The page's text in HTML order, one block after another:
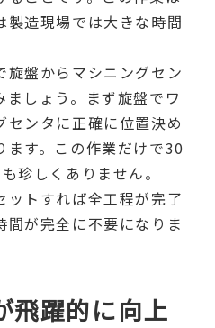
造現場では大きな時間
盤からマシニングセン
しょう。まず旋盤でワ
ンタに正確に位置決め
ます。この作業だけで30
珍しくありません。
トすれば全工程が完了
が完全に不要になりま
飛躍的に向上